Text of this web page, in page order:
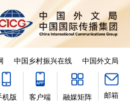
中国乡村振兴在线 中国外文局
机版 客户端 融媒矩阵 邮箱